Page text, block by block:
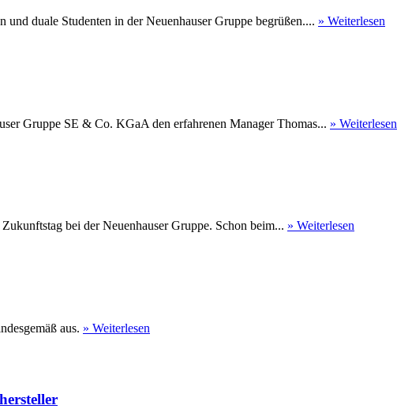
duale Studenten in der Neuenhauser Gruppe begrüßen.... » Weiterlesen
Gruppe SE & Co. KGaA den erfahrenen Manager Thomas... » Weiterlesen
bei der Neuenhauser Gruppe. Schon beim... » Weiterlesen
aus. » Weiterlesen